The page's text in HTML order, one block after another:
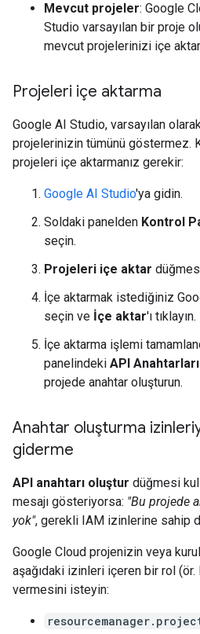
Mevcut projeler: Google
Studio varsayılan bir proje
mevcut projelerinizi içe
Projeleri içe aktarma
Google AI Studio, varsayılan
projelerinizin tümünü göstermez.
projeleri içe aktarmanız gerekir:
Google AI Studio'ya gidin.
Soldaki panelden Kontrol
seçin.
Projeleri içe aktar
İçe aktarmak istediğiniz
seçin ve İçe aktar'ı tıklayın.
İçe aktarma işlemi
panelindeki API Anahtarları
projede anahtar oluşturun.
Anahtar oluşturma
giderme
API anahtarı oluştur düğmesi
mesajı gösteriyorsa: "Bu projede
yok", gerekli IAM izinlerine sahip
Google Cloud projenizin veya
aşağıdaki izinleri içeren bir rol
vermesini isteyin: